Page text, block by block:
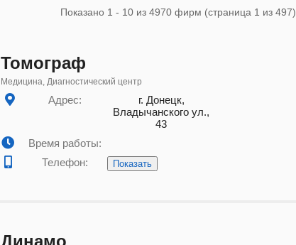
Показано 1 - 10 из 4970 фирм (страница 1 из 497)
Томограф
Медицина, Диагностический центр
Адрес:
г. Донецк,
Владычанского ул.,
43
Время работы:
Телефон:
Показать